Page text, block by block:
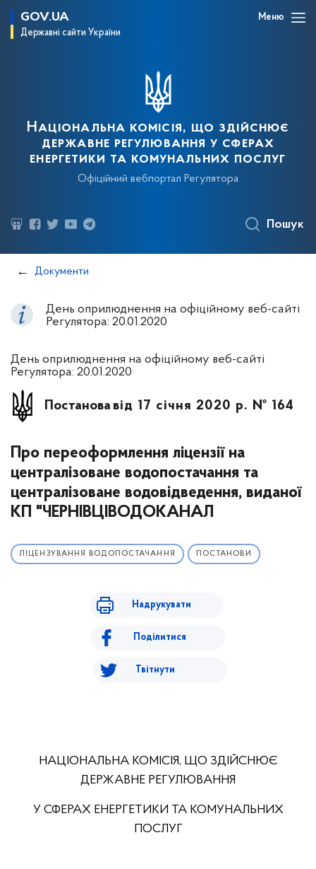
GOV.UA
Державні сайти України
Меню
Національна комісія, що здійснює
державне регулювання у сферах
енергетики та комунальних послуг
Офіційний вебпортал Регулятора
Пошук
Документи
День оприлюднення на офіційному веб-сайті
Регулятора: 20.01.2020
День оприлюднення на офіційному веб-сайті
Регулятора: 20.01.2020
Постанова від 17 січня 2020 р. № 164
Про переоформлення ліцензії на
централізоване водопостачання та
централізоване водовідведення, виданої
КП "ЧЕРНІВЦІВОДОКАНАЛ
ЛІЦЕНЗУВАННЯ ВОДОПОСТАЧАННЯ ПОСТАНОВИ
Надрукувати
Поділитися
Твітнути
НАЦІОНАЛЬНА КОМІСІЯ, ЩО ЗДІЙСНЮЄ
ДЕРЖАВНЕ РЕГУЛЮВАННЯ
У СФЕРАХ ЕНЕРГЕТИКИ ТА КОМУНАЛЬНИХ
ПОСЛУГ